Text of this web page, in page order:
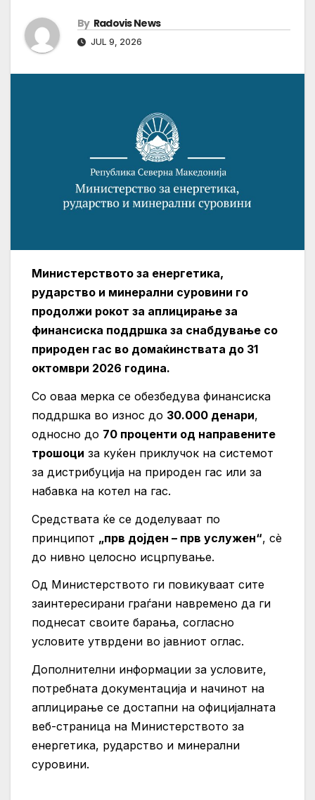
By Radovis News
JUL 9, 2026
Министерството за енергетика,
рударство и минерални суровини го
продолжи рокот за аплицирање за
финансиска поддршка за снабдување со
природен гас во домаќинствата до 31
октомври 2026 година.
Со оваа мерка се обезбедува финансиска
поддршка во износ до 30.000 денари,
односно до 70 проценти од направените
трошоци за куќен приклучок на системот
за дистрибуција на природен гас или за
набавка на котел на гас.
Средствата ќе се доделуваат по
принципот „прв дојден – прв услужен“, сè
до нивно целосно исцрпување.
Од Министерството ги повикуваат сите
заинтересирани граѓани навремено да ги
поднесат своите барања, согласно
условите утврдени во јавниот оглас.
Дополнителни информации за условите,
потребната документација и начинот на
аплицирање се достапни на официјалната
веб-страница на Министерството за
енергетика, рударство и минерални
суровини.